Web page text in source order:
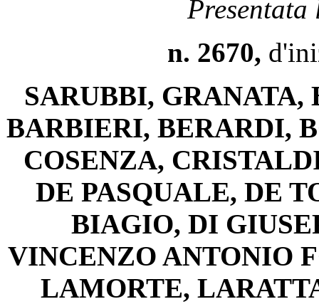
Presentata
n. 2670,
SARUBBI, GRANATA,
BARBIERI, BERARDI,
COSENZA,
DE PASQUALE, DE
BIAGIO, DI
VINCENZO ANTONIO
LAMORTE,